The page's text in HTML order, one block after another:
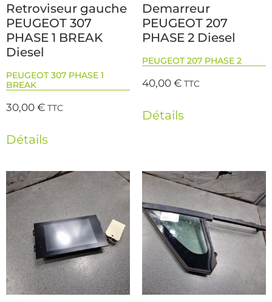
Retroviseur gauche
PEUGEOT 307
PHASE 1 BREAK
Diesel
PEUGEOT 307 PHASE 1
BREAK
30,00€ TTC
Détails
Demarreur
PEUGEOT 207
PHASE 2 Diesel
PEUGEOT 207 PHASE 2
40,00€ TTC
Détails